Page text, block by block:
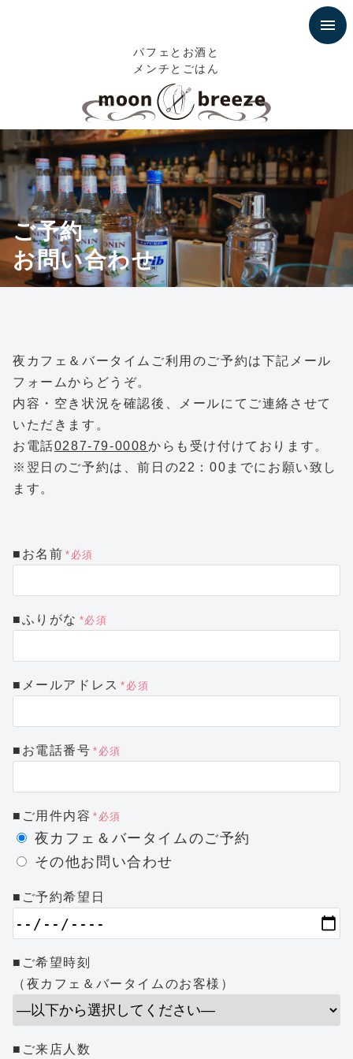
パフェとお酒と
メンチとごはん
ご予約・
お問い合わせ
夜カフェ＆バータイムご利用のご予約は下記メール
フォームからどうぞ。
内容・空き状況を確認後、メールにてご連絡させて
いただきます。
お電話0287-79-0008からも受け付けております。
※翌日のご予約は、前日の22：00までにお願い致し
ます。
■お名前 *必須
■ふりがな *必須
■メールアドレス *必須
■お電話番号 *必須
■ご用件内容 *必須
夜カフェ＆バータイムのご予約
その他お問い合わせ
■ご予約希望日
■ご希望時刻
（夜カフェ＆バータイムのお客様）
■ご来店人数